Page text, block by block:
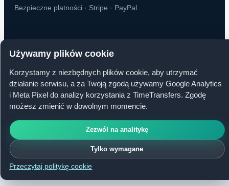
Używamy plików cookie
Korzystamy z niezbędnych plików cookie, aby utrzymać
działanie serwisu, a za Twoją zgodą używamy Google Analytics
i Meta Pixel do analizy korzystania z TimeTransfers. Zgodę
możesz zmienić w dowolnym momencie.
Zezwól na analitykę
Tylko wymagane
Przeczytaj politykę cookie
Bezpieczne płatności · Stripe · PayPal
© 2026 TimeTransfers. Wszelkie prawa zastrzeżone.
TimeTransfers OÜ · Erika tn 14-208, 10416 Tallinn, Estonia